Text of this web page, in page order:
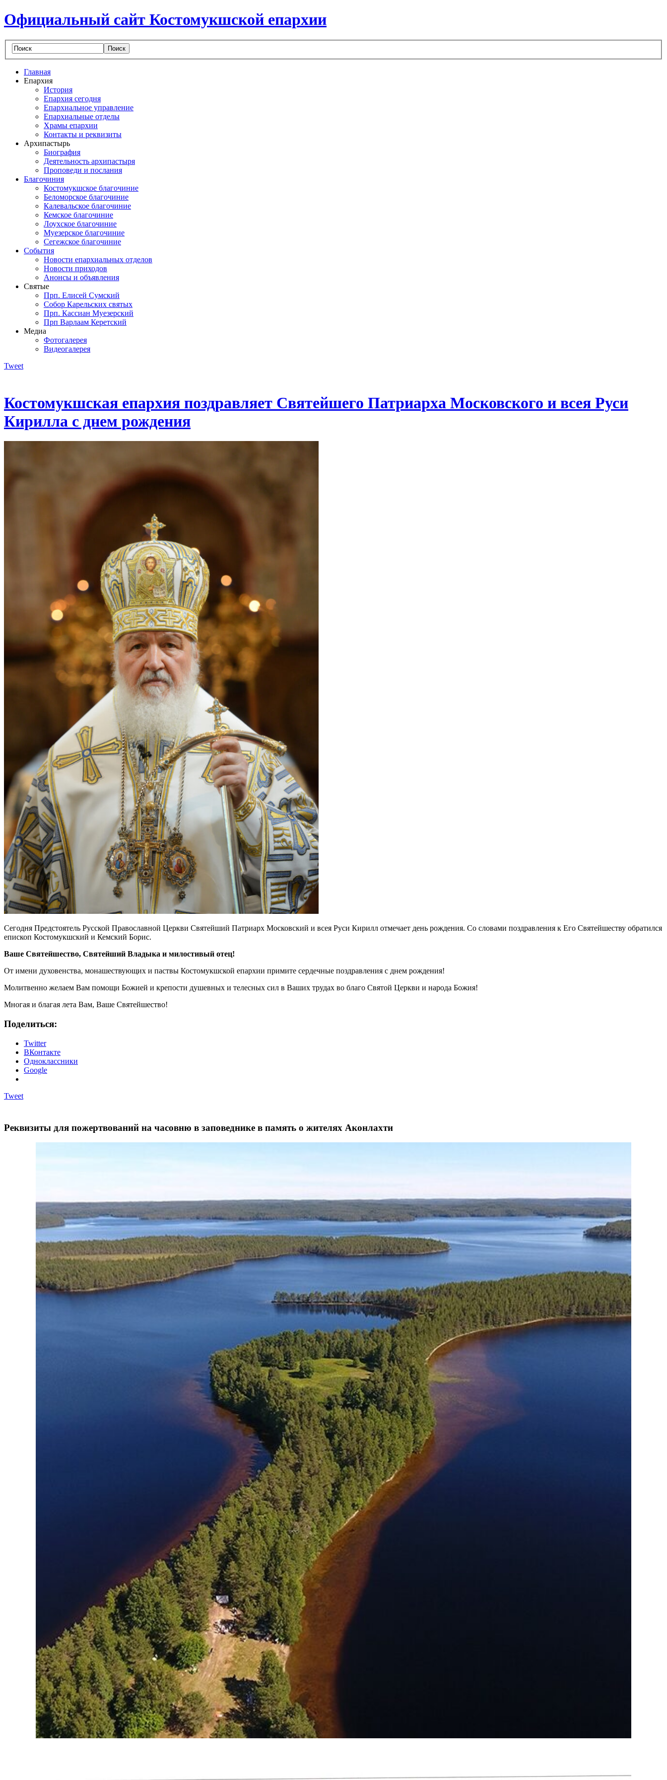
Официальный сайт Костомукшской епархии
Главная
Епархия
История
Епархия сегодня
Епархиальное управление
Епархиальные отделы
Храмы епархии
Контакты и реквизиты
Архипастырь
Биография
Деятельность архипастыря
Проповеди и послания
Благочиния
Костомукшское благочиние
Беломорское благочиние
Калевальское благочиние
Кемское благочиние
Лоухское благочиние
Муезерское благочиние
Сегежское благочиние
События
Новости епархиальных отделов
Новости приходов
Анонсы и объявления
Святые
Прп. Елисей Сумский
Собор Карельских святых
Прп. Кассиан Муезерский
Прп Варлаам Керетский
Медиа
Фотогалерея
Видеогалерея
Tweet
Костомукшская епархия поздравляет Святейшего Патриарха Московского и всея Руси
Кирилла с днем рождения
Сегодня Предстоятель Русской Православной Церкви Святейший Патриарх Московский и всея Руси Кирилл отмечает день рождения. Со словами поздравления к Его Святейшеству обратился
епископ Костомукшский и Кемский Борис.
Ваше Святейшество, Святейший Владыка и милостивый отец!
От имени духовенства, монашествующих и паствы Костомукшской епархии примите сердечные поздравления с днем рождения!
Молитвенно желаем Вам помощи Божией и крепости душевных и телесных сил в Ваших трудах во благо Святой Церкви и народа Божия!
Многая и благая лета Вам, Ваше Святейшество!
Поделиться:
Twitter
ВКонтакте
Одноклассники
Google
Tweet
Реквизиты для пожертвований на часовню в заповеднике в память о жителях Аконлахти